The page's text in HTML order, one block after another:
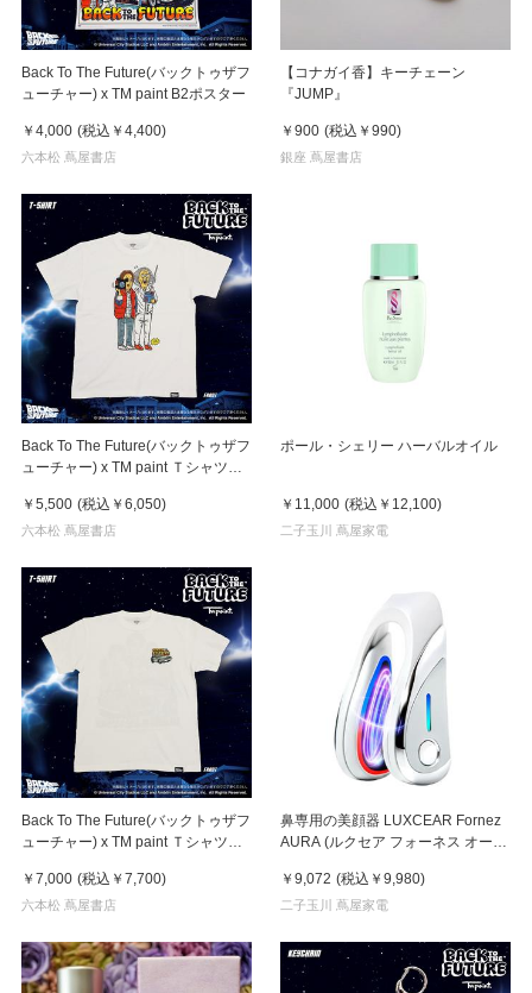
Back To The Future(バックトゥザフ
ューチャー) x TM paint B2ポスター
￥4,000 (税込 ￥4,400)
六本松 蔦屋書店
【コナガイ香】キーチェーン
『JUMP』
￥900 (税込 ￥990)
銀座 蔦屋書店
Back To The Future(バックトゥザフ
ューチャー) x TM paint Ｔシャツ
￥5,500 (税込 ￥6,050)
六本松 蔦屋書店
ポール・シェリー ハーバルオイル
￥11,000 (税込 ￥12,100)
二子玉川 蔦屋家電
Back To The Future(バックトゥザフ
ューチャー) x TM paint Ｔシャツ
￥7,000 (税込 ￥7,700)
六本松 蔦屋書店
鼻専用の美顔器 LUXCEAR Fornez
AURA (ルクセア フォーネス オー
￥9,072 (税込 ￥9,980)
二子玉川 蔦屋家電